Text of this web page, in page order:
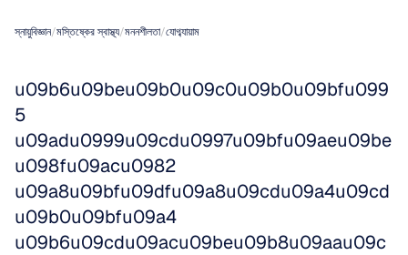
স্নায়ুবিজ্ঞান/মস্তিষ্কের স্বাস্থ্য/মননশীলতা/যোগব্যায়াম
u09b6u09beu09b0u09c0u09b0u09bfu099
5
u09adu0999u09cdu0997u09bfu09aeu09be
u098fu09acu0982
u09a8u09bfu09dfu09a8u09cdu09a4u09cd
u09b0u09bfu09a4
u09b6u09cdu09acu09beu09b8u09aau09c